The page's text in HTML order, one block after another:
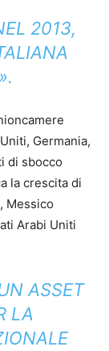
2013,
Germania,
di sbocco
la crescita di
Messico
Arabi Uniti
ASSET
LA